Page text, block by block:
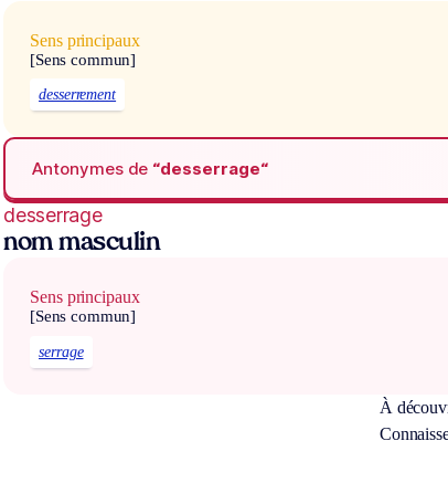
Sens principaux
[Sens commun]
desserrement
Antonymes de “desserrage“
desserrage
nom masculin
Sens principaux
[Sens commun]
serrage
À